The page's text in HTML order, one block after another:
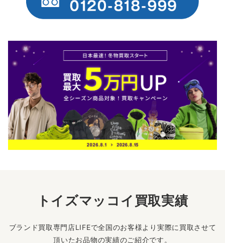
トイズマッコイ買取実績
ブランド買取専門店LIFEで全国のお客様より実際に買取させて
頂いたお品物の実績のご紹介です。